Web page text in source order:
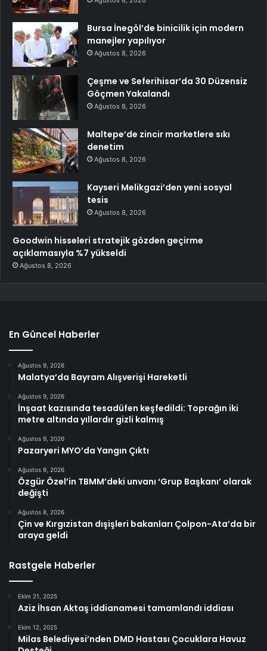
Bursa İnegöl’de binicilik için modern
manejler yapılıyor
Ağustos 8, 2026
Çeşme ve Seferihisar’da 30 Düzensiz
Göçmen Yakalandı
Ağustos 8, 2026
Maltepe’de zincir marketlere sıkı
denetim
Ağustos 8, 2026
Kayseri Melikgazi’den yeni sosyal
tesis
Ağustos 8, 2026
Goodwin hisseleri stratejik gözden geçirme
açıklamasıyla %7 yükseldi
Ağustos 8, 2026
En Güncel Haberler
Ağustos 9, 2026
Malatya’da Bayram Alışverişi Hareketli
Ağustos 9, 2026
İnşaat kazısında tesadüfen keşfedildi: Toprağın iki
metre altında yıllardır gizli kalmış
Ağustos 9, 2026
Pazaryeri MYO’da Yangın Çıktı
Ağustos 9, 2026
Özgür Özel’in TBMM’deki unvanı ‘Grup Başkanı’ olarak
değişti
Ağustos 8, 2026
Çin ve Kırgızistan dışişleri bakanları Çolpon-Ata’da bir
araya geldi
Rastgele Haberler
Ekim 21, 2025
Aziz İhsan Aktaş iddianamesi tamamlandı iddiası
Ekim 12, 2025
Milas Belediyesi’nden DMD Hastası Çocuklara Havuz